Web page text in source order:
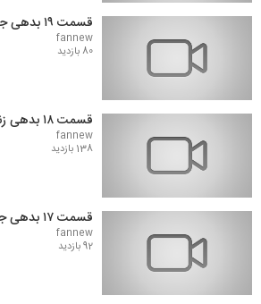
قسمت ۱۹ بدهی جانی
fannew
80 بازدید
قسمت ۱۸ بدهی زندگی
fannew
138 بازدید
قسمت ۱۷ بدهی جانی
fannew
92 بازدید